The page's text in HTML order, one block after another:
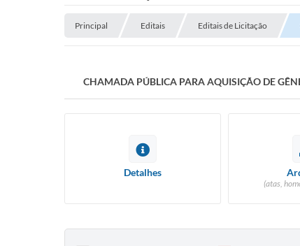
Principal Editais Editais de Licitação
CHAMADA PÚBLICA PARA AQUISIÇÃO DE
Detalhes
(atas,